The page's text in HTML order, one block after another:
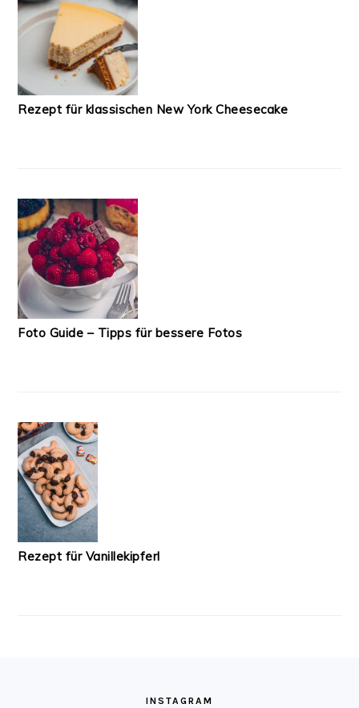
Rezept für klassischen New York Cheesecake
Foto Guide – Tipps für bessere Fotos
Rezept für Vanillekipferl
INSTAGRAM